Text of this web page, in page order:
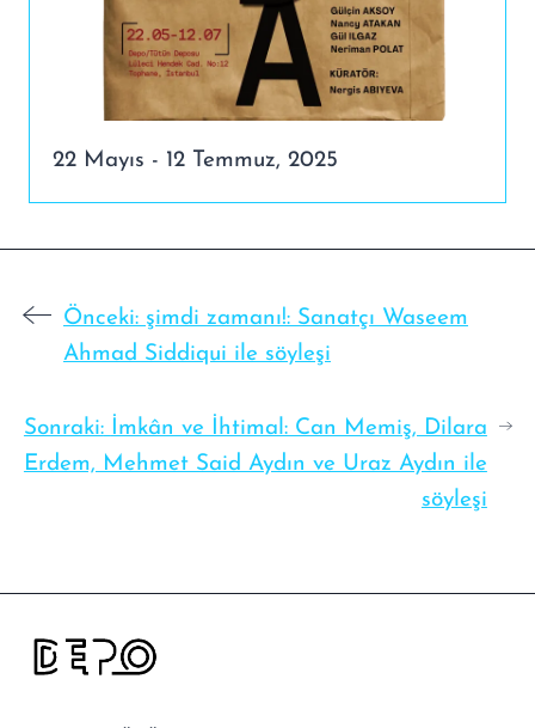
22 Mayıs - 12 Temmuz, 2025
Önceki: şimdi zamanı!: Sanatçı Waseem
Ahmad Siddiqui ile söyleşi
Sonraki: İmkân ve İhtimal: Can Memiş, Dilara
Erdem, Mehmet Said Aydın ve Uraz Aydın ile
söyleşi